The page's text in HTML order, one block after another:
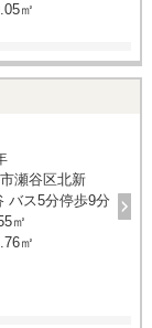
㎡
瀬谷区北新
バス5分停歩9分
㎡
㎡